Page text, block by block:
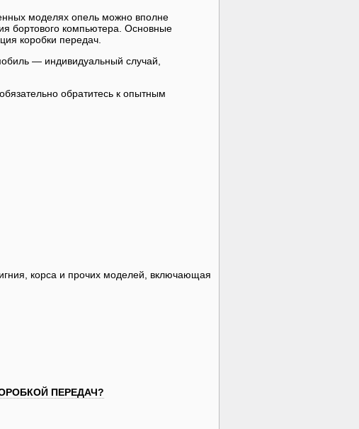
моделях опель можно вполне
бортового компьютера. Основные
коробки передач.
— индивидуальный случай,
обратитесь к опытным
корса и прочих моделей, включающая
ПЕРЕДАЧ?